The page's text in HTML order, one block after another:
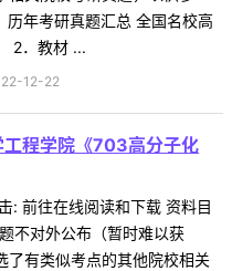
年考研真题汇总 全国名校高
2．教材 ...
12-22
程学院《703高分子化
: 前往在线阅读和下载 资料目
不对外公布（暂时难以获
了有类似考点的其他院校相关